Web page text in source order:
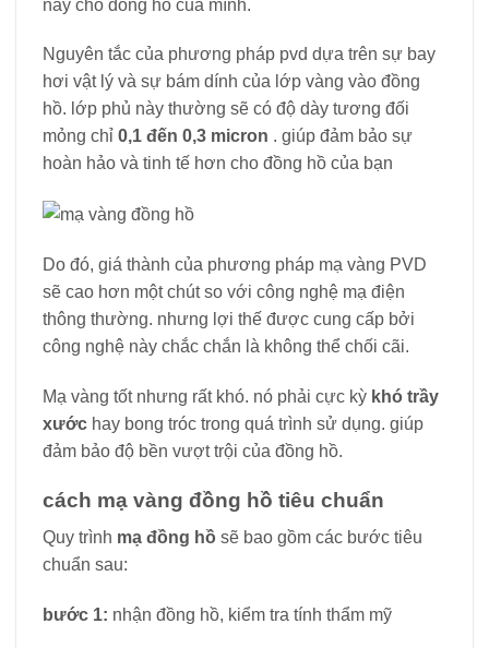
này cho đồng hồ của mình.
Nguyên tắc của phương pháp pvd dựa trên sự bay
hơi vật lý và sự bám dính của lớp vàng vào đồng
hồ. lớp phủ này thường sẽ có độ dày tương đối
mỏng chỉ 0,1 đến 0,3 micron . giúp đảm bảo sự
hoàn hảo và tinh tế hơn cho đồng hồ của bạn
Do đó, giá thành của phương pháp mạ vàng PVD
sẽ cao hơn một chút so với công nghệ mạ điện
thông thường. nhưng lợi thế được cung cấp bởi
công nghệ này chắc chắn là không thể chối cãi.
Mạ vàng tốt nhưng rất khó. nó phải cực kỳ khó trầy
xước hay bong tróc trong quá trình sử dụng. giúp
đảm bảo độ bền vượt trội của đồng hồ.
cách mạ vàng đồng hồ tiêu chuẩn
Quy trình mạ đồng hồ sẽ bao gồm các bước tiêu
chuẩn sau:
bước 1: nhận đồng hồ, kiểm tra tính thẩm mỹ